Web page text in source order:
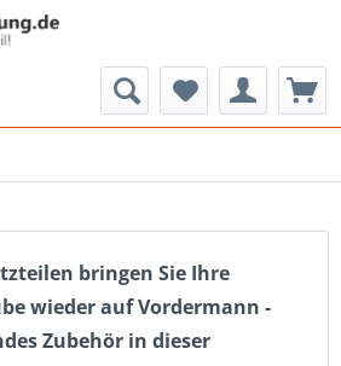
bringen Sie Ihre
wieder auf Vordermann -
Zubehör in dieser